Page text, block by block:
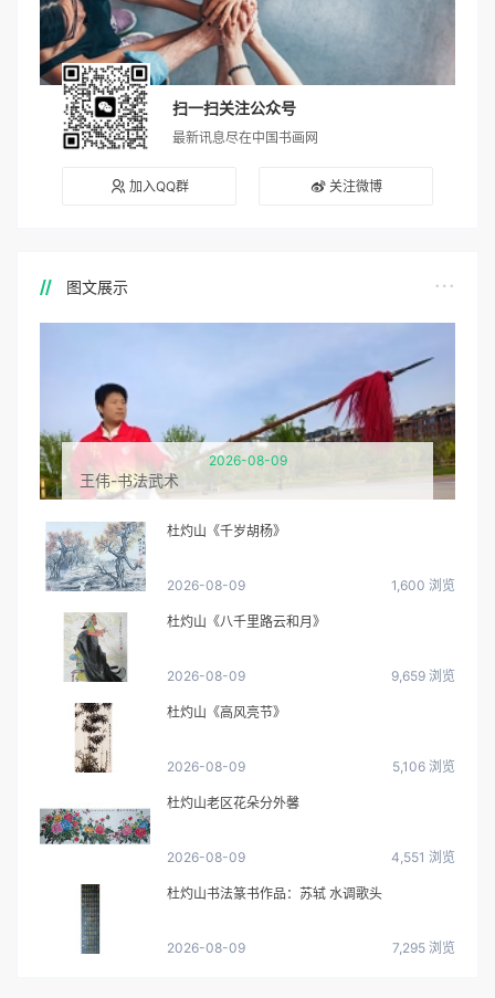
扫一扫关注公众号
最新讯息尽在中国书画网
加入QQ群 关注微博
图文展示
2026-08-09
王伟-书法武术
杜灼山《千岁胡杨》
2026-08-09 1,600 浏览
杜灼山《八千里路云和月》
2026-08-09 9,659 浏览
杜灼山《高风亮节》
2026-08-09 5,106 浏览
杜灼山老区花朵分外馨
2026-08-09 4,551 浏览
杜灼山书法篆书作品：苏轼 水调歌头
2026-08-09 7,295 浏览